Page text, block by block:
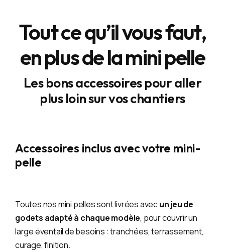
Tout ce qu’il vous faut,
en plus de la mini pelle
Les bons accessoires pour aller
plus loin sur vos chantiers
Accessoires inclus avec votre mini-
pelle
Toutes nos mini pelles sont livrées avecun jeu de
godets adapté à chaque modèle, pour couvrir un
large éventail de besoins : tranchées, terrassement,
curage, finition.